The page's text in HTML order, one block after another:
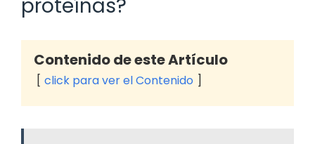
proteínas?
Contenido de este Artículo
click para ver el Contenido